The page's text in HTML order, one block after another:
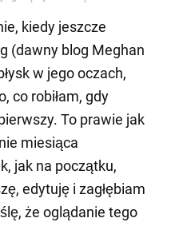
kiedy jeszcze
(dawny blog Meghan
w jego oczach,
co robiłam, gdy
To prawie jak
miesiąca
jak na początku,
edytuję i zagłębiam
że oglądanie tego